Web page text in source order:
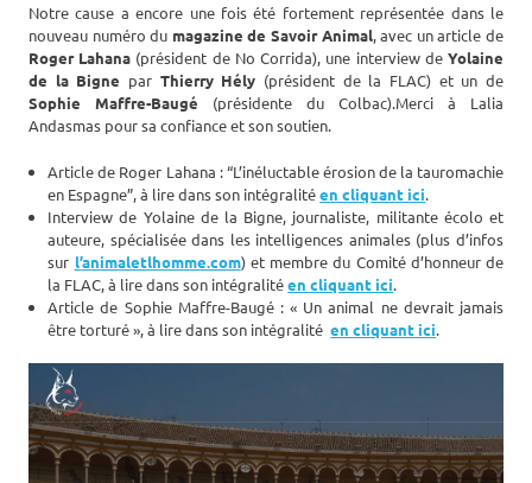
Notre cause a encore une fois été fortement représentée dans le
nouveau numéro du magazine de Savoir Animal, avec un article de
Roger Lahana (président de No Corrida), une interview deYolaine
de la Bigne par Thierry Hély (président de la FLAC) et un de
Sophie Maffre-Baugé (présidente du Colbac).Merci à Lalia
Andasmas pour sa confiance et son soutien.
Article de Roger Lahana : “L’inéluctable érosion de la tauromachie
en Espagne”, à lire dans son intégralitéen cliquant ici.
Interview de Yolaine de la Bigne, journaliste, militante écolo et
auteure, spécialisée dans les intelligences animales (plus d’infos
sur l’animaletlhomme.com) et membre du Comité d’honneur de
la FLAC, à lire dans son intégralitéen cliquant ici.
Article de Sophie Maffre-Baugé : « Un animal ne devrait jamais
être torturé », à lire dans son intégralitéen cliquant ici.